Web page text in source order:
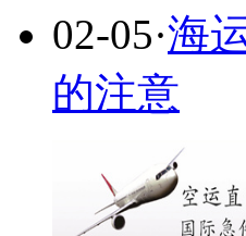
02-05·海
的注意